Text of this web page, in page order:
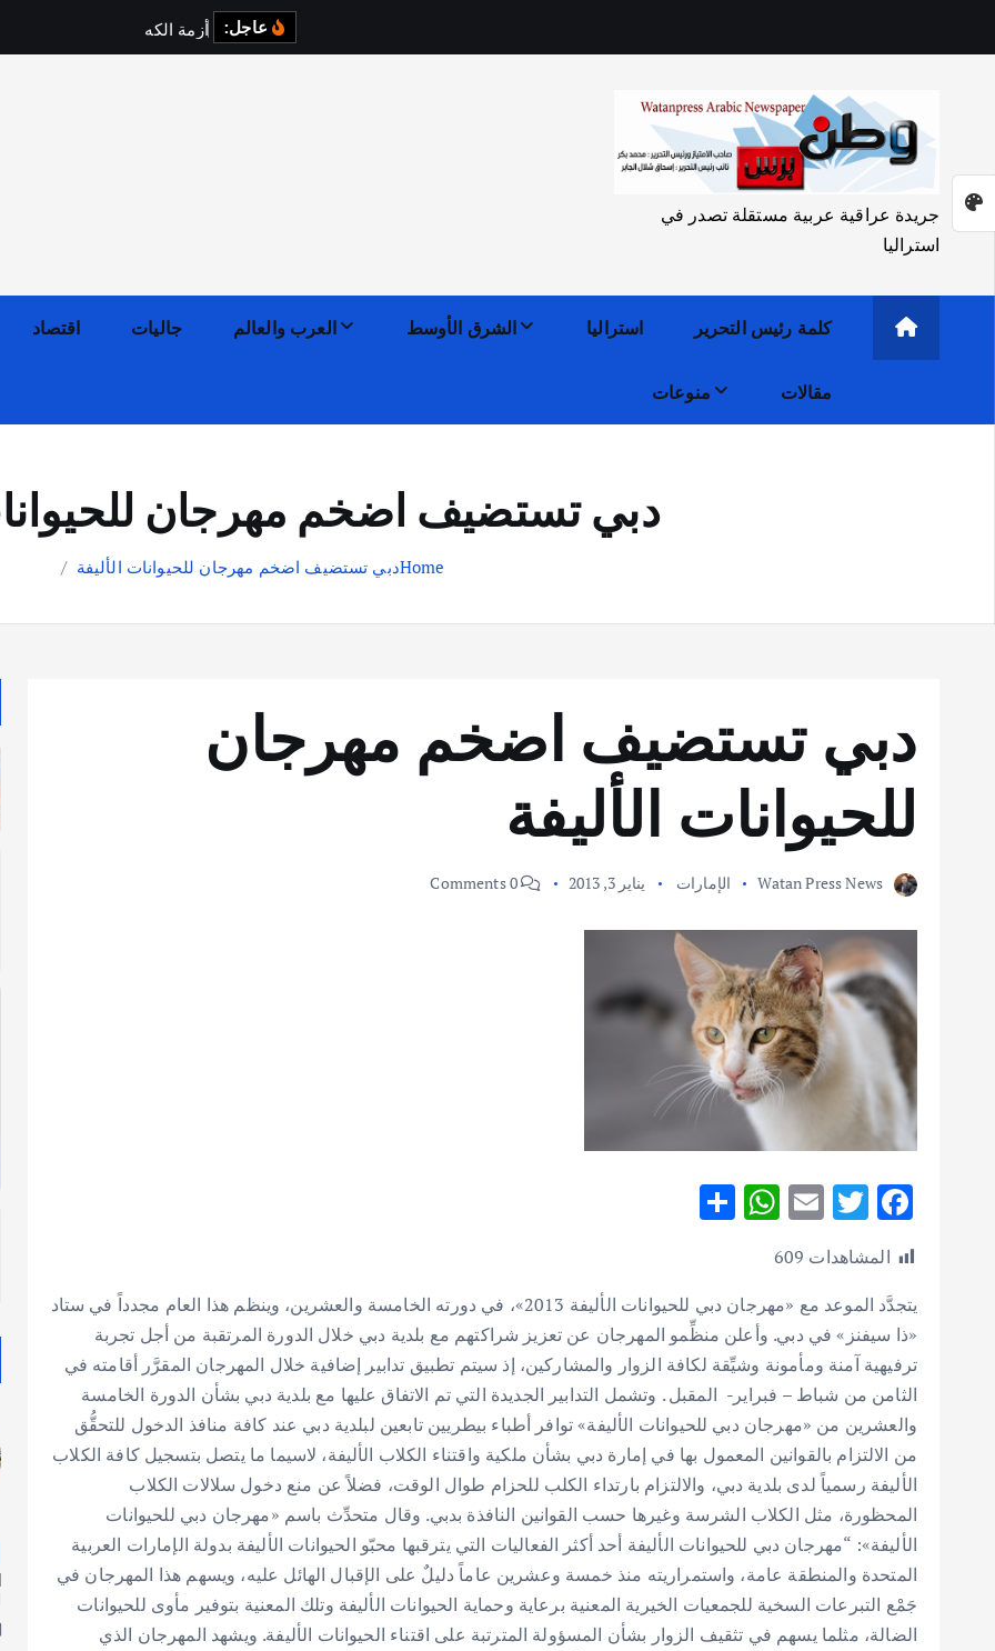
عاجل: أزمة ا كه رباء في
جريدة عراقية عربية مستقلة تصدر في
استراليا
كلمة رئيس التحرير استراليا الشرق الأوسط العرب والعالم جاليات اقتصاد
مقالات منوعات
دبي تستضيف اضخم مهرجان
Homeدبي تستضيف اضخم مهرجان للحيوانات الأليفة
دبي تستضيف اضخم مهرجان
للحيوانات الأليفة
Watan Press News الإمارات يناير 3, 2013 0 Comments
F
ac
e
b
o
o
k
T
w
it
te
r
E
ai
l
W
s
A
p
p
e
المشاهدات 609
يتجدَّد الموعد مع «مهرجان دبي للحيوانات الأليفة 2013»، في دورته الخامسة والعشرين، وينظم هذا العام مجدداً في ستاد
«ذا سيفنز» في دبي. وأعلن منظِّمو المهرجان عن تعزيز شراكتهم مع بلدية دبي خلال الدورة المرتقبة من أجل تجربة
ترفيهية آمنة ومأمونة وشيِّقة لكافة الزوار والمشاركين، إذ سيتم تطبيق تدابير إضافية خلال المهرجان المقرَّر أقامته في
الثامن من شباط – فبراير- المقبل . وتشمل التدابير الجديدة التي تم الاتفاق عليها مع بلدية دبي بشأن الدورة الخامسة
والعشرين من «مهرجان دبي للحيوانات الأليفة»توافر أطباء بيطريين تابعين لبلدية دبي عند كافة منافذ الدخول للتحقُّق
من الالتزام بالقوانين المعمول بها في إمارة دبي بشأن ملكية واقتناء الكلاب الأليفة، لاسيما ما يتصل بتسجيل كافة الكلاب
الأليفة رسمياً لدى بلدية دبي، والالتزام بارتداء الكلب للحزام طوال الوقت، فضلاً عن منع دخول سلالات الكلاب
المحظورة، مثل الكلاب الشرسة وغيرها حسب القوانين النافذة بدبي. وقال متحدِّث باسم «مهرجان دبي للحيوانات
الأليفة»: “مهرجان دبي للحيوانات الأليفة أحد أكثر الفعاليات التي يترقبها محبّو الحيوانات الأليفة بدولة الإمارات العربية
المتحدة والمنطقة عامة، واستمراريته منذ خمسة وعشرين عاماً دليلٌ على الإقبال الهائل عليه، ويسهم هذا المهرجان في
جَمْع التبرعات السخية للجمعيات الخيرية المعنية برعاية وحماية الحيوانات الأليفة وتلك المعنية بتوفير مأوى للحيوانات
الضالة، مثلما يسهم في تثقيف الزوار بشأن المسؤولة المترتبة على اقتناء الحيوانات الأليفة. ويشهد المهرجان الذي